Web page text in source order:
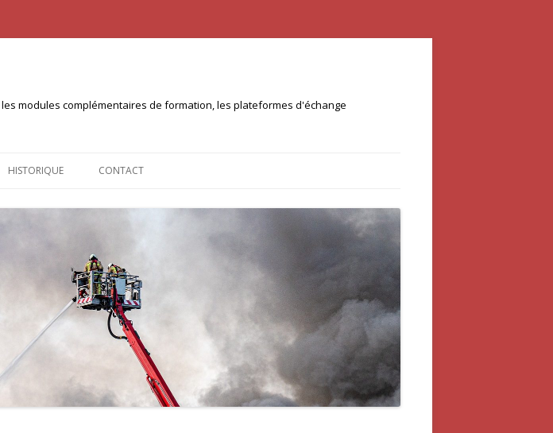
modules complémentaires de formation, les plateformes d'échange
au
contenu
HISTORIQUE CONTACT